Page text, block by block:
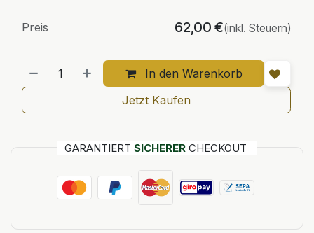
In den Warenkorb
Preis 62,00 €(inkl. Steuern)
Jetzt Kaufen
GARANTIERT SICHERER CHECKOUT